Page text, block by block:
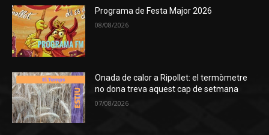
Programa de Festa Major 2026
08/08/2026
Onada de calor a Ripollet: el termòmetre
no dona treva aquest cap de setmana
07/08/2026